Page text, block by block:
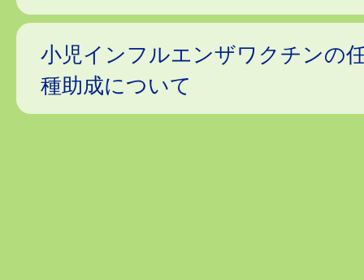
小児インフルエンザワクチンの
種助成について